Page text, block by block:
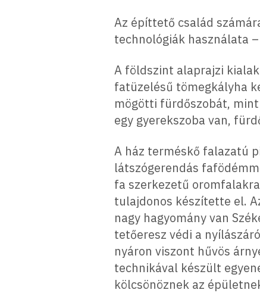
Az építtető család
technológiák használata
A földszint alaprajzi
fatüzelésű tömegkályha
mögötti fürdőszobát,
egy gyerekszoba van,
A ház terméskő falazatú
látszógerendás
fa szerkezetű
tulajdonos készítette el.
nagy hagyomány van
tetőeresz védi a
nyáron viszont hűvös
technikával készült
kölcsönöznek az